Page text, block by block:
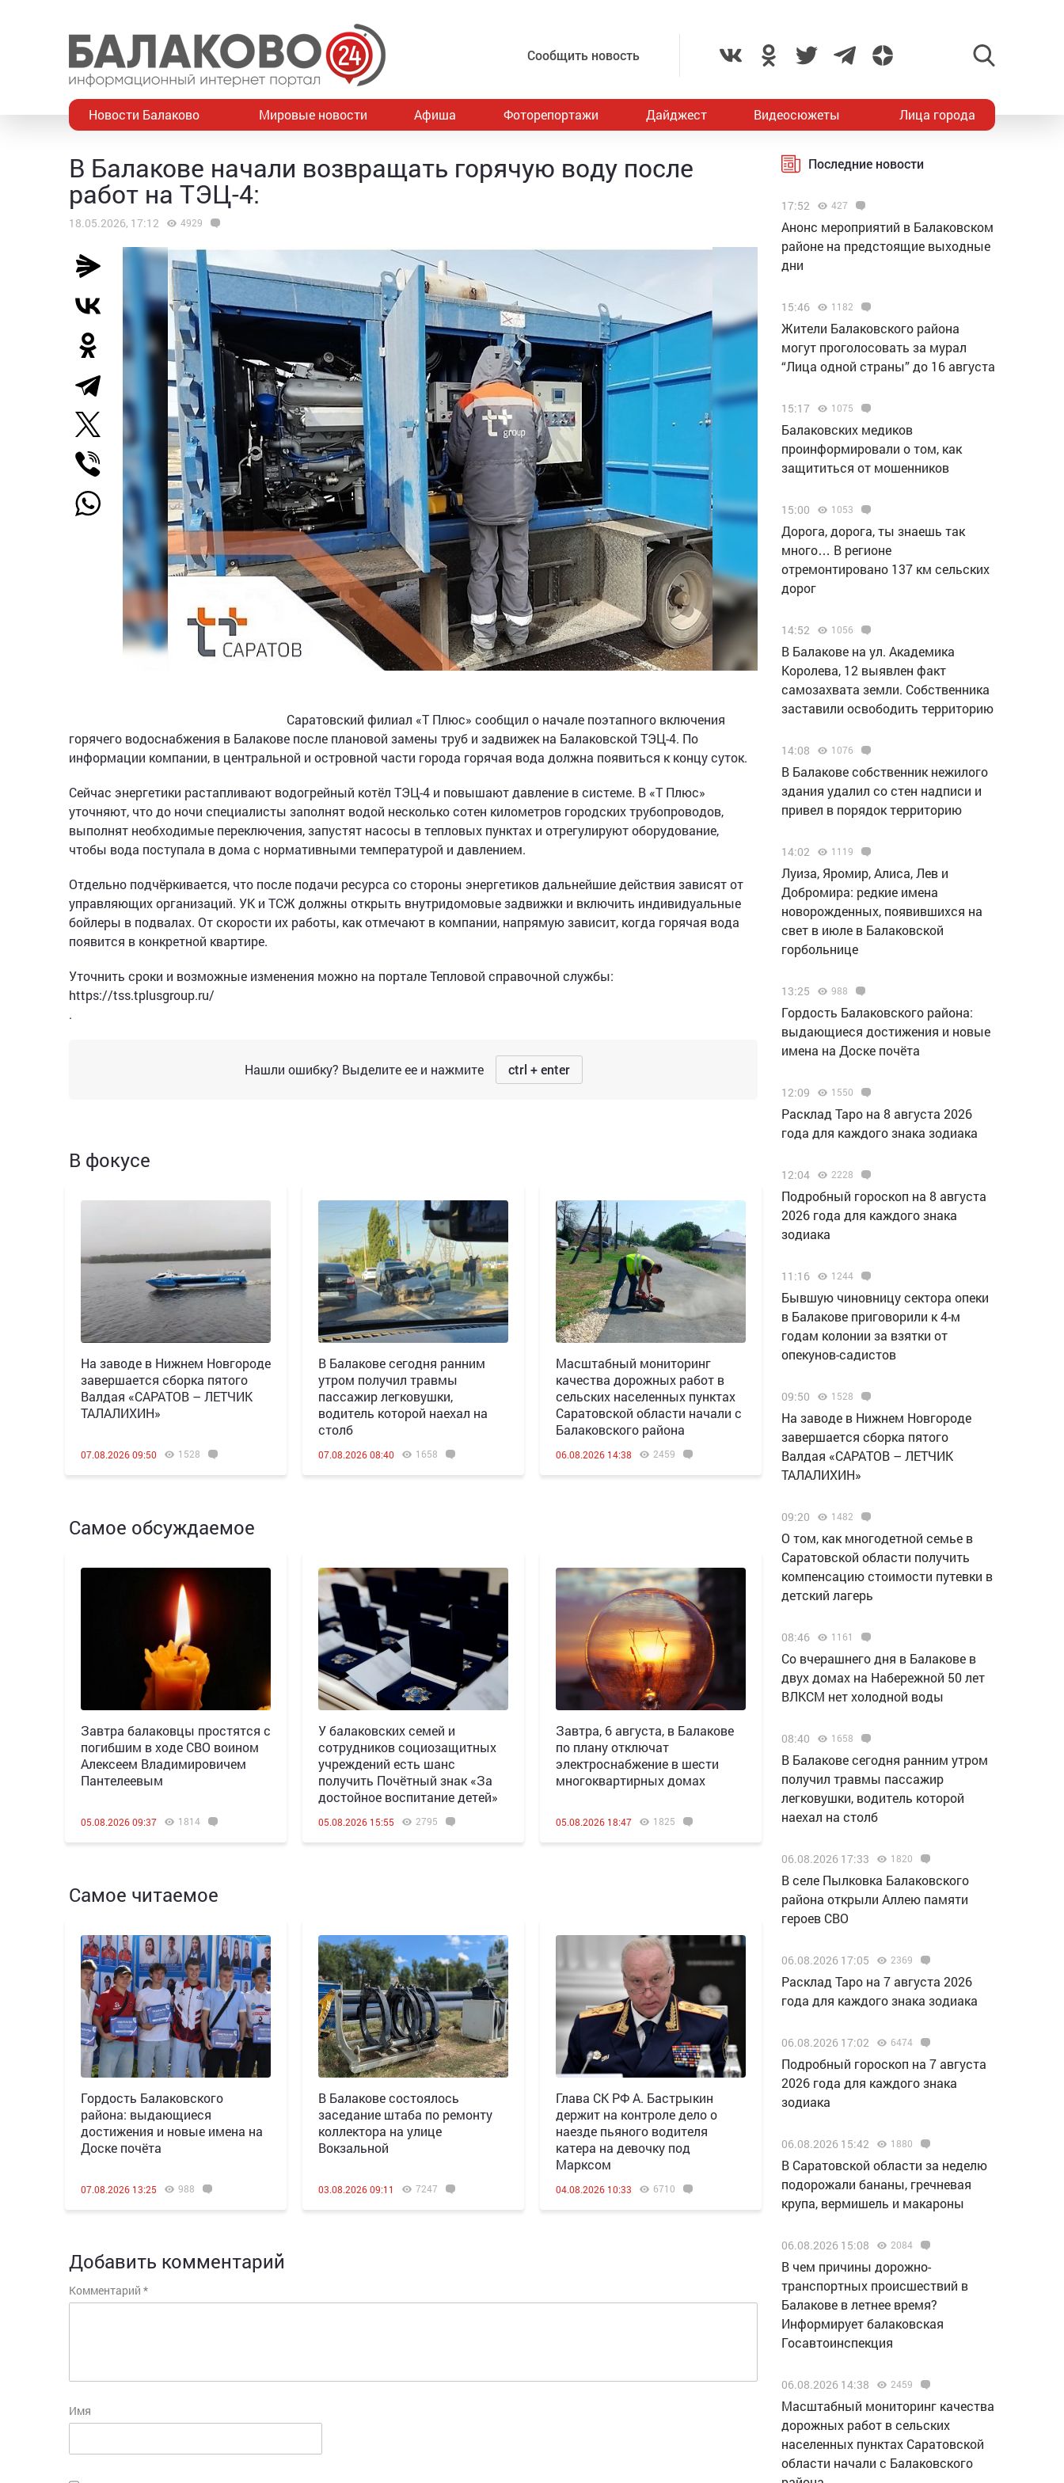
Сообщить новость
Новости Балаково Мировые новости Афиша Фоторепортажи Дайджест Видеосюжеты Лица города
В Балакове начали возвращать горячую воду после
работ на ТЭЦ-4:
18.05.2026, 17:12 4929
Саратовский филиал «Т Плюс» сообщил о начале поэтапного включения
горячего водоснабжения в Балакове после плановой замены труб и задвижек на Балаковской ТЭЦ-4. По
информации компании, в центральной и островной части города горячая вода должна появиться к концу суток.
Сейчас энергетики растапливают водогрейный котёл ТЭЦ-4 и повышают давление в системе. В «Т Плюс»
уточняют, что до ночи специалисты заполнят водой несколько сотен километров городских трубопроводов,
выполнят необходимые переключения, запустят насосы в тепловых пунктах и отрегулируют оборудование,
чтобы вода поступала в дома с нормативными температурой и давлением.
Отдельно подчёркивается, что после подачи ресурса со стороны энергетиков дальнейшие действия зависят от
управляющих организаций. УК и ТСЖ должны открыть внутридомовые задвижки и включить индивидуальные
бойлеры в подвалах. От скорости их работы, как отмечают в компании, напрямую зависит, когда горячая вода
появится в конкретной квартире.
Уточнить сроки и возможные изменения можно на портале Тепловой справочной службы:
https://tss.tplusgroup.ru/
.
Нашли ошибку? Выделите ее и нажмите ctrl + enter
В фокусе
Н️а заводе в Нижнем Новгороде
завершается сборка пятого
Валдая «САРАТОВ – ЛЕТЧИК
ТАЛАЛИХИН»
07.08.2026 09:50 1528
В Балакове сегодня ранним
утром получил травмы
пассажир легковушки,
водитель которой наехал на
столб
07.08.2026 08:40 1658
Масштабный мониторинг
качества дорожных работ в
сельских населенных пунктах
Саратовской области начали с
Балаковского района
06.08.2026 14:38 2459
Самое обсуждаемое
Завтра балаковцы простятся с
погибшим в ходе СВО воином
Алексеем Владимировичем
Пантелеевым
05.08.2026 09:37 1814
У балаковских семей и
сотрудников социозащитных
учреждений есть шанс
получить Почётный знак «За
достойное воспитание детей»
05.08.2026 15:55 2795
Завтра, 6 августа, в Балакове
по плану отключат
электроснабжение в шести
многоквартирных домах
05.08.2026 18:47 1825
Самое читаемое
Гордость Балаковского
района: выдающиеся
достижения и новые имена на
Доске почёта
07.08.2026 13:25 988
В Балакове состоялось
заседание штаба по ремонту
коллектора на улице
Вокзальной
03.08.2026 09:11 7247
Глава СК РФ А. Бастрыкин
держит на контроле дело о
наезде пьяного водителя
катера на девочку под
Марксом
04.08.2026 10:33 6710
Добавить комментарий
Комментарий *
Имя
Последние новости
17:52 427
Анонс мероприятий в Балаковском
районе на предстоящие выходные
дни
15:46 1182
Жители Балаковского района
могут проголосовать за мурал
“Лица одной страны” до 16 августа
15:17 1075
Балаковских медиков
проинформировали о том, как
защититься от мошенников
15:00 1053
Дорога, дорога, ты знаешь так
много… В регионе
отремонтировано 137 км сельских
дорог
14:52 1056
В Балакове на ул. Академика
Королева, 12 выявлен факт
самозахвата земли. Собственника
заставили освободить территорию
14:08 1076
В Балакове собственник нежилого
здания удалил со стен надписи и
привел в порядок территорию
14:02 1119
Луиза, Яромир, Алиса, Лев и
Добромира: редкие имена
новорожденных, появившихся на
свет в июле в Балаковской
горбольнице
13:25 988
Гордость Балаковского района:
выдающиеся достижения и новые
имена на Доске почёта
12:09 1550
Расклад Таро на 8 августа 2026
года для каждого знака зодиака
12:04 2228
Подробный гороскоп на 8 августа
2026 года для каждого знака
зодиака
11:16 1244
Бывшую чиновницу сектора опеки
в Балакове приговорили к 4-м
годам колонии за взятки от
опекунов-садистов
09:50 1528
Н️а заводе в Нижнем Новгороде
завершается сборка пятого
Валдая «САРАТОВ – ЛЕТЧИК
ТАЛАЛИХИН»
09:20 1482
О том, как многодетной семье в
Саратовской области получить
компенсацию стоимости путевки в
детский лагерь
08:46 1161
Со вчерашнего дня в Балакове в
двух домах на Набережной 50 лет
ВЛКСМ нет холодной воды
08:40 1658
В Балакове сегодня ранним утром
получил травмы пассажир
легковушки, водитель которой
наехал на столб
06.08.2026 17:33 1820
В селе Пылковка Балаковского
района открыли Аллею памяти
героев СВО
06.08.2026 17:05 2369
Расклад Таро на 7 августа 2026
года для каждого знака зодиака
06.08.2026 17:02 6474
Подробный гороскоп на 7 августа
2026 года для каждого знака
зодиака
06.08.2026 15:42 1880
В Саратовской области за неделю
подорожали бананы, гречневая
крупа, вермишель и макароны
06.08.2026 15:08 2084
В чем причины дорожно-
транспортных происшествий в
Балакове в летнее время?
Информирует балаковская
Госавтоинспекция
06.08.2026 14:38 2459
Масштабный мониторинг качества
дорожных работ в сельских
населенных пунктах Саратовской
области начали с Балаковского